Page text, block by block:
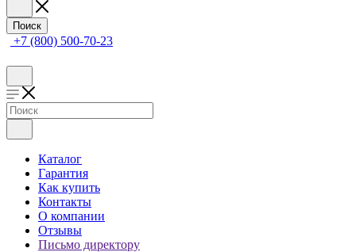
Поиск
+7 (800) 500-70-23
Каталог
Гарантия
Как купить
Контакты
О компании
Отзывы
Письмо директору